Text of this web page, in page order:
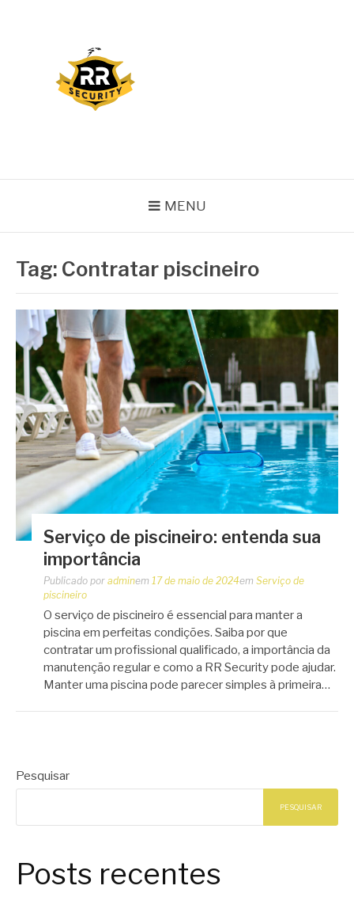
MENU
Tag: Contratar piscineiro
Serviço de piscineiro: entenda sua
importância
Publicado por adminem 17 de maio de 2024em Serviço de
piscineiro
O serviço de piscineiro é essencial para manter a
piscina em perfeitas condições. Saiba por que
contratar um profissional qualificado, a importância da
manutenção regular e como a RR Security pode ajudar.
Manter uma piscina pode parecer simples à primeira…
Pesquisar
PESQUISAR
Posts recentes